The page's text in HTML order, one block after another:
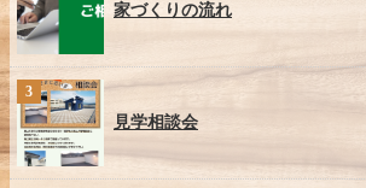
家づくりの流れ
見学相談会